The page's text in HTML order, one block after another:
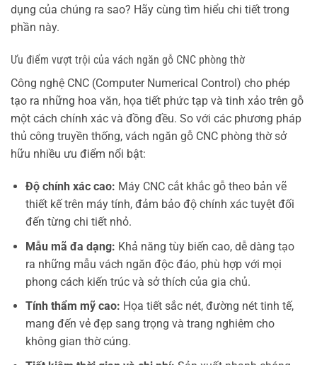
dụng của chúng ra sao? Hãy cùng tìm hiểu chi tiết trong
phần này.
Ưu điểm vượt trội của vách ngăn gỗ CNC phòng thờ
Công nghệ CNC (Computer Numerical Control) cho phép
tạo ra những hoa văn, họa tiết phức tạp và tinh xảo trên gỗ
một cách chính xác và đồng đều. So với các phương pháp
thủ công truyền thống, vách ngăn gỗ CNC phòng thờ sở
hữu nhiều ưu điểm nổi bật:
Độ chính xác cao: Máy CNC cắt khắc gỗ theo bản vẽ
thiết kế trên máy tính, đảm bảo độ chính xác tuyệt đối
đến từng chi tiết nhỏ.
Mẫu mã đa dạng: Khả năng tùy biến cao, dễ dàng tạo
ra những mẫu vách ngăn độc đáo, phù hợp với mọi
phong cách kiến trúc và sở thích của gia chủ.
Tính thẩm mỹ cao: Họa tiết sắc nét, đường nét tinh tế,
mang đến vẻ đẹp sang trọng và trang nghiêm cho
không gian thờ cúng.